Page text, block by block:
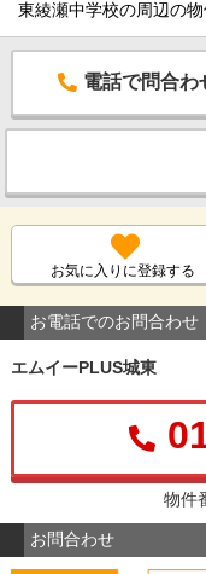
東綾瀬中学校の周辺の
電話で問合わ
お気に入りに登録する
お電話でのお問合わせ
エムイーPLUS城東
物件
お問合わせ